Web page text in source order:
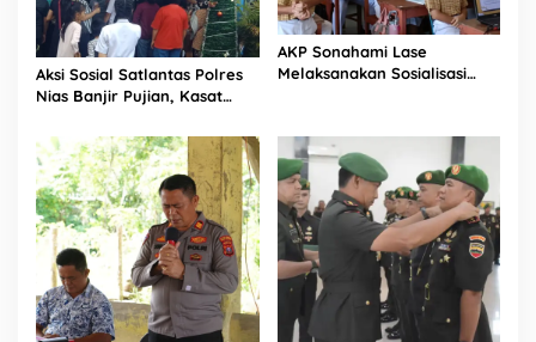
Aksi Sosial Satlantas Polres
Nias Banjir Pujian, Kasat
Bagikan 1.000 Dus Kopi
Fresco untuk Warga di
Tengah Sulitnya Ekonomi
AKP Sonahami Lase
Melaksanakan Sosialisasi
Selatan